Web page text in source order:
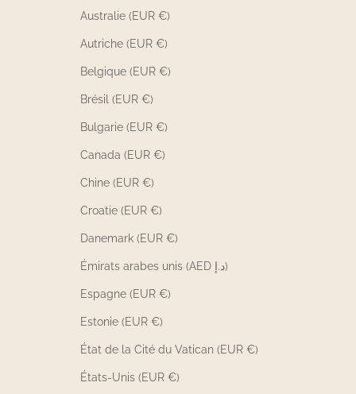
Australie (EUR €)
Autriche (EUR €)
Belgique (EUR €)
Brésil (EUR €)
Bulgarie (EUR €)
Canada (EUR €)
Chine (EUR €)
Croatie (EUR €)
Danemark (EUR €)
Émirats arabes unis (AED د.إ)
Espagne (EUR €)
Estonie (EUR €)
État de la Cité du Vatican (EUR €)
États-Unis (EUR €)